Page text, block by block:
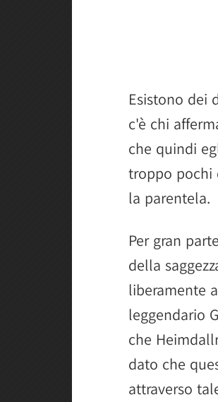
Esistono dei
c'è chi
che quindi
troppo pochi
la parentela.
Per gran
della
liberamente
leggendario
che
dato che
attraverso